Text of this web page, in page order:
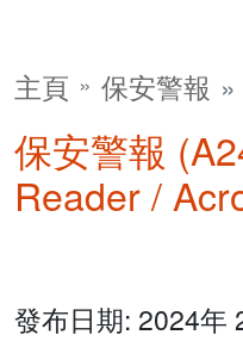
主頁 保安警報
保安警報
Reader /
發布日期: 2024年